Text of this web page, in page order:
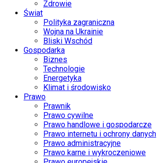
Zdrowie
Świat
Polityka zagraniczna
Wojna na Ukrainie
Bliski Wschód
Gospodarka
Biznes
Technologie
Energetyka
Klimat i środowisko
Prawo
Prawnik
Prawo cywilne
Prawo handlowe i gospodarcze
Prawo internetu i ochrony danych
Prawo administracyjne
Prawo karne i wykroczeniowe